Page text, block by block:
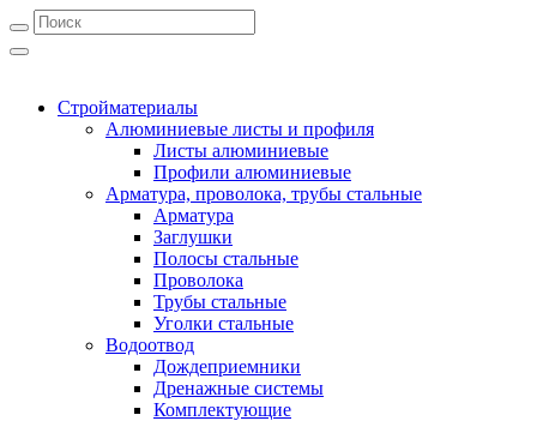
Стройматериалы
Алюминиевые листы и профиля
Листы алюминиевые
Профили алюминиевые
Арматура, проволока, трубы стальные
Арматура
Заглушки
Полосы стальные
Проволока
Трубы стальные
Уголки стальные
Водоотвод
Дождеприемники
Дренажные системы
Комплектующие